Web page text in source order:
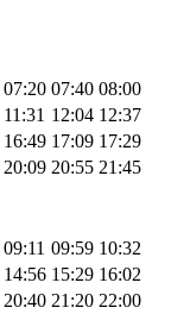
07:20 07:40 08:00
11:31 12:04 12:37
16:49 17:09 17:29
20:09 20:55 21:45
09:11 09:59 10:32
14:56 15:29 16:02
20:40 21:20 22:00